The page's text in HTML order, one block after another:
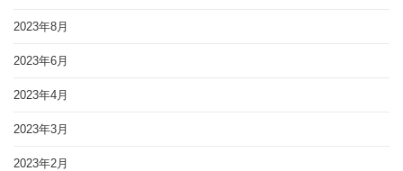
2023年8月
2023年6月
2023年4月
2023年3月
2023年2月